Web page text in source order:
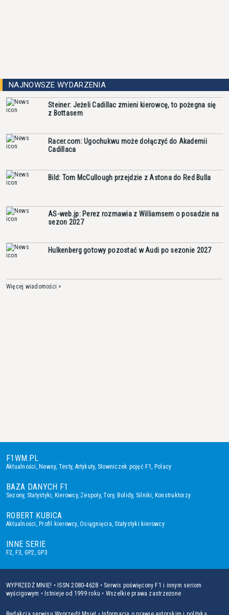
NAJNOWSZE WYDARZENIA
Steiner: Jeżeli Cadillac zmieni kierowcę, to pożegna się
z Bottasem
Racer.com: Ugochukwu może dołączyć do Akademii
Cadillaca
Bild: Tom McCullough przejdzie z Astona do Red Bulla
AS-web.jp: Perez rozmawia z Williamsem o posadzie na
sezon 2027
Hulkenberg gotowy pozostać w Audi po sezonie 2027
Więcej wiadomości >
F1WM.PL
Aktualności, Newsy, Testy, Artykuły, Słowniczek pojęć F1, Polacy
BAZA DANYCH F1
Sezony, Statystyki, Kierowcy, Zespoły,Tory, Bolidy, Silniki, Konstruktorzy
ROBERT KUBICA
Aktualności, Profil kierowcy,Osiągnięcia, Statystyki kierowcy
INNE SERIE
F2, F3, GP2,GP3
WYPRZEDŹ MNIE! • ISSN 2080-4628 • Serwis poświęcony F1 i innym seriom
wyścigowym • Istnieje od 1999 roku • Wszelkie prawa zastrzeżone